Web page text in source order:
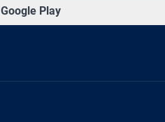
Google Play